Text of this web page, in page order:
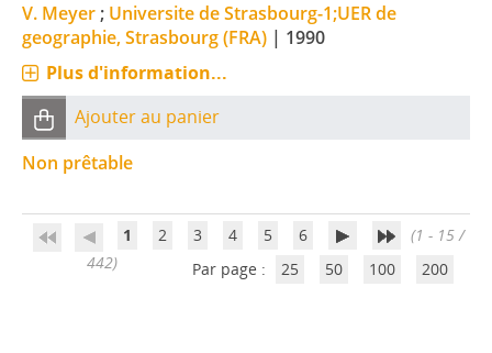
V. Meyer; Universite de Strasbourg-1;UER de
geographie, Strasbourg (FRA) | 1990
Plus d'information...
Ajouter au panier
Non prêtable
1 2 3 4 5 6
(1 - 15 /
442)
Par page : 25 50 100 200